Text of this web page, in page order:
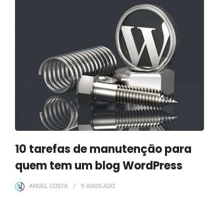
10 tarefas de manutenção para
quem tem um blog WordPress
ANGEL COSTA 9 ANOS AGO